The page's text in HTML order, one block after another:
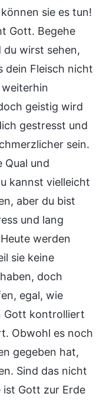
sie es tun!
Gott. Begehe
du wirst sehen,
dein Fleisch nicht
geistig wird
gestresst und
sein.
Qual und
kannst vielleicht
aber du bist
und lang
werden
sie keine
doch
egal, wie
Gott kontrolliert
Obwohl es noch
gegeben hat,
Sind das nicht
ist Gott zur Erde